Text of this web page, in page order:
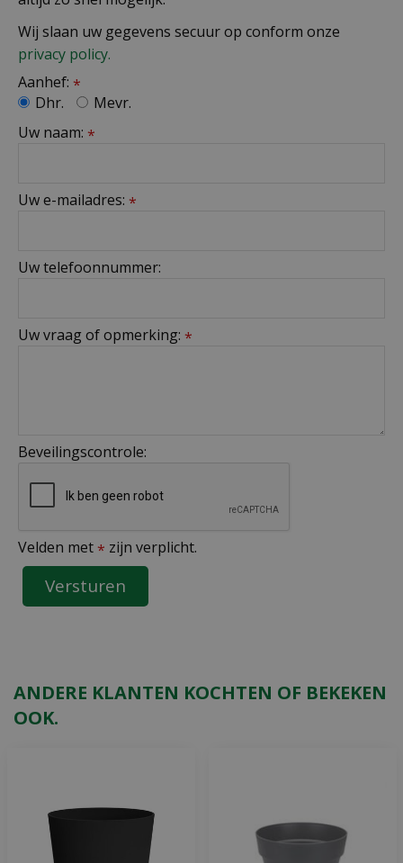
Wij slaan uw gegevens secuur op conform onze
privacy policy.
Aanhef: *
Dhr.
Mevr.
Uw naam: *
Uw e-mailadres: *
Uw telefoonnummer:
Uw vraag of opmerking: *
Beveilingscontrole:
Velden met * zijn verplicht.
ANDERE KLANTEN KOCHTEN OF BEKEKEN
OOK.